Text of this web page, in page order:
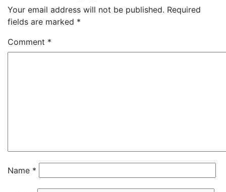
Your email address will not be published. Required
fields are marked *
Comment *
Name *